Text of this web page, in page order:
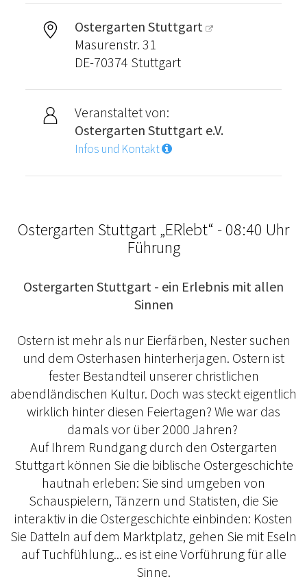
Ostergarten Stuttgart
Masurenstr. 31
DE-70374 Stuttgart
Veranstaltet von:
Ostergarten Stuttgart e.V.
Infos und Kontakt
Ostergarten Stuttgart „ERlebt“ - 08:40 Uhr
Führung
Ostergarten Stuttgart - ein Erlebnis mit allen
Sinnen
Ostern ist mehr als nur Eierfärben, Nester suchen
und dem Osterhasen hinterherjagen. Ostern ist
fester Bestandteil unserer christlichen
abendländischen Kultur. Doch was steckt eigentlich
wirklich hinter diesen Feiertagen? Wie war das
damals vor über 2000 Jahren?
Auf Ihrem Rundgang durch den Ostergarten
Stuttgart können Sie die biblische Ostergeschichte
hautnah erleben: Sie sind umgeben von
Schauspielern, Tänzern und Statisten, die Sie
interaktiv in die Ostergeschichte einbinden: Kosten
Sie Datteln auf dem Marktplatz, gehen Sie mit Eseln
auf Tuchfühlung... es ist eine Vorführung für alle
Sinne.